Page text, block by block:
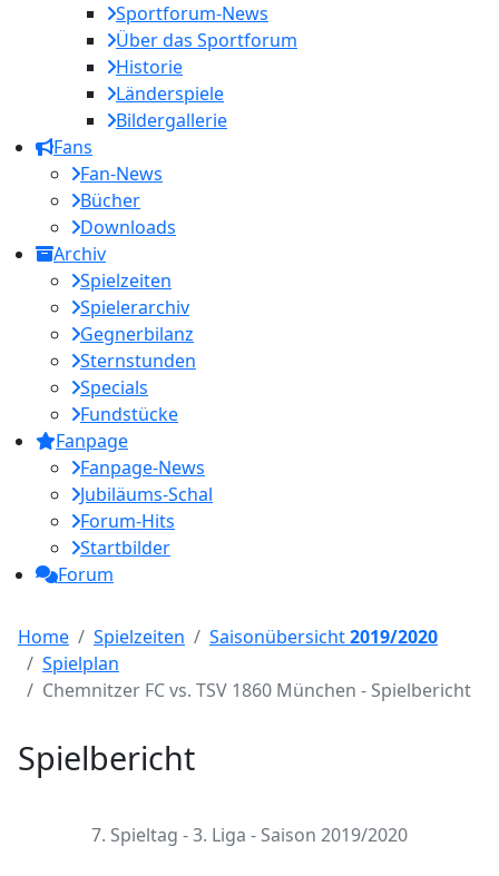
Sportforum-News
Über das Sportforum
Historie
Länderspiele
Bildergallerie
Fans
Fan-News
Bücher
Downloads
Archiv
Spielzeiten
Spielerarchiv
Gegnerbilanz
Sternstunden
Specials
Fundstücke
Fanpage
Fanpage-News
Jubiläums-Schal
Forum-Hits
Startbilder
Forum
Home Spielzeiten Saisonübersicht2019/2020
Spielplan
Chemnitzer FC vs. TSV 1860 München - Spielbericht
Spielbericht
7. Spieltag - 3. Liga - Saison 2019/2020